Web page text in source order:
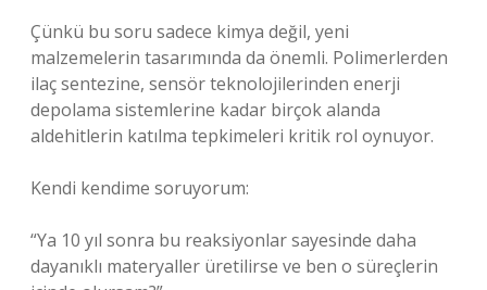
Çünkü bu soru sadece kimya değil, yeni
malzemelerin tasarımında da önemli. Polimerlerden
ilaç sentezine, sensör teknolojilerinden enerji
depolama sistemlerine kadar birçok alanda
aldehitlerin katılma tepkimeleri kritik rol oynuyor.
Kendi kendime soruyorum:
“Ya 10 yıl sonra bu reaksiyonlar sayesinde daha
dayanıklı materyaller üretilirse ve ben o süreçlerin